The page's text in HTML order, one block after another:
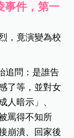
事件，第一
，竟演變為校
追問：是誰告
了等，並對女
人暗示」、
罵得不知所
崩潰、回家後